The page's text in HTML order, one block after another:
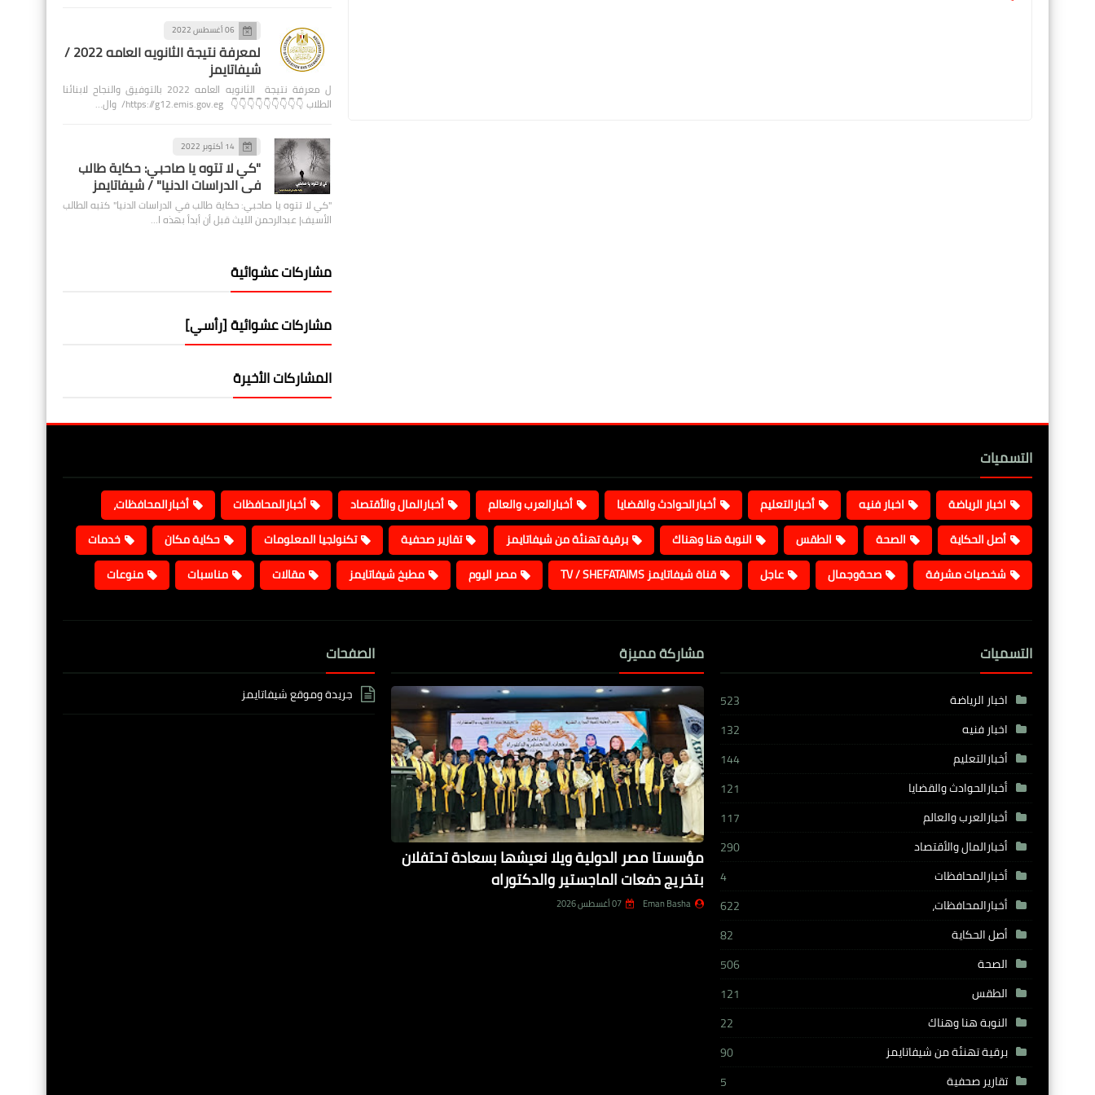
06 أغسطس 2022
لمعرفة نتيجة الثانويه العامه 2022 /
شيفاتايمز
ل معرفة نتيجة الثانويه العامه 2022 بالتوفيق والنجاح لابنائنا
الطلاب 👇👇👇👇👇👇👇👇👇 https://g12.emis.gov.eg/ وال…
14 أكتوبر 2022
"كي لا تتوه يا صاحبي: حكاية طالب
في الدراسات الدنيا" / شيفاتايمز
"كي لا تتوه يا صاحبي: حكاية طالب في الدراسات الدنيا" كتبه الطالب
الأسيف| عبدالرحمن الليث قبل أن أبدأ بهذه ا…
مشاركات عشوائية
مشاركات عشوائية [رأسي]
المشاركات الأخيرة
التسميات
اخبار الرياضة اخبار فنيه أخبارالتعليم أخبارالحوادث والقضايا أخبارالعرب والعالم أخبارالمال والأقتصاد أخبارالمحافظات
أخبارالمحافظات،
أصل الحكاية
الصحة الطقس النوبة هنا وهناك برقية تهنئة من شيفاتايمز تقارير صحفية تكنولجيا المعلومات حكاية مكان
خدمات
شخصيات مشرفة
صحةوجمال عاجل قناة شيفاتايمز TV / SHEFATAIMS مصر اليوم مطبخ شيفاتايمز مقالات مناسبات منوعات
التسميات
اخبار الرياضة
523
اخبار فنيه
132
أخبارالتعليم
144
أخبارالحوادث والقضايا
121
أخبارالعرب والعالم
117
أخبارالمال والأقتصاد
290
أخبارالمحافظات
4
أخبارالمحافظات،
622
أصل الحكاية
82
الصحة
506
الطقس
121
النوبة هنا وهناك
22
برقية تهنئة من شيفاتايمز
90
تقارير صحفية
5
مشاركة مميزة
مؤسستا مصر الدولية ويلا نعيشها بسعادة تحتفلان
بتخريج دفعات الماجستير والدكتوراه
Eman Basha 07 أغسطس 2026
الصفحات
جريدة وموقع شيفاتايمز